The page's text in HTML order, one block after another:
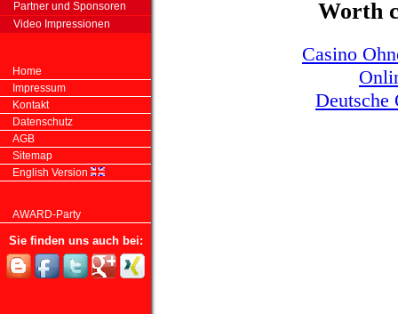
Partner und Sponsoren
Video Impressionen
Home
Impressum
Kontakt
Datenschutz
AGB
Sitemap
English Version
AWARD-Party
Sie finden uns auch bei:
Worth
Casino
Deutsche